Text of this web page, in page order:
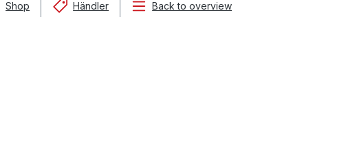
Shop Händler Back to overview